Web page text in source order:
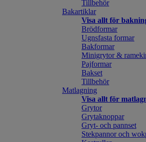
Tillbehör
Bakartiklar
Visa allt för
Brödformar
Ugnsfasta formar
Bakformar
Minigrytor &
Pajformar
Bakset
Tillbehör
Matlagning
Visa allt för
Grytor
Grytaknoppar
Gryt- och pannset
Stekpannor och